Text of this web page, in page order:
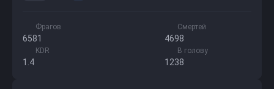
Фрагов
6581
Смертей
4698
KDR
1.4
В голову
1238